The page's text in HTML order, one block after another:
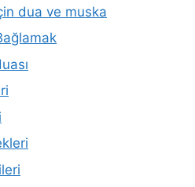
dua ve muska